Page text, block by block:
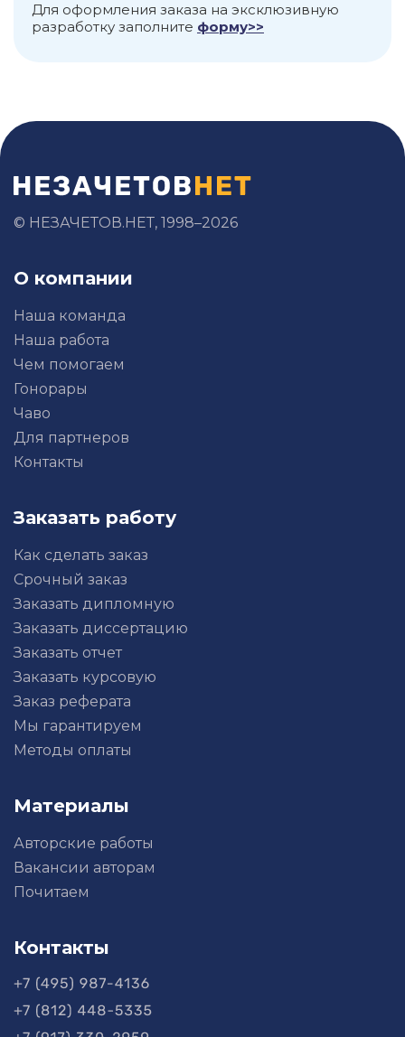
Для оформления заказа на эксклюзивную
разработку заполните форму>>
© НЕЗАЧЕТОВ.НЕТ, 1998–2026
О компании
Наша команда
Наша работа
Чем помогаем
Гонорары
Чаво
Для партнеров
Контакты
Заказать работу
Как сделать заказ
Срочный заказ
Заказать дипломную
Заказать диссертацию
Заказать отчет
Заказать курсовую
Заказ реферата
Мы гарантируем
Методы оплаты
Материалы
Авторские работы
Вакансии авторам
Почитаем
Контакты